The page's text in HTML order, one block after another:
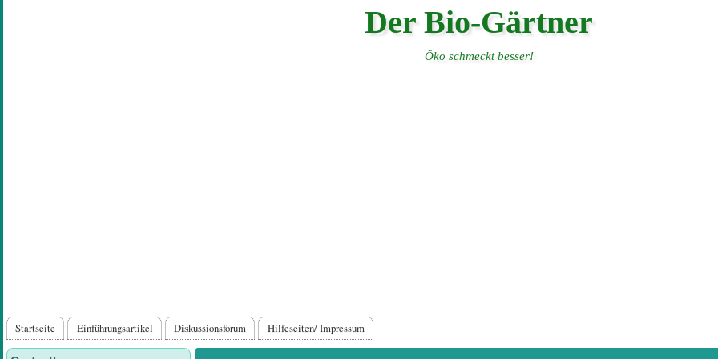
Der Bio-Gärtner
Öko schmeckt besser!
Hauptnavigation
Startseite Einführungsartikel Diskussionsforum Hilfeseiten/ Impressum